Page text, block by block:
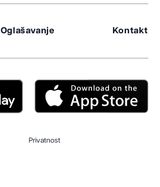
Oglašavanje Kontakt
Privatnost